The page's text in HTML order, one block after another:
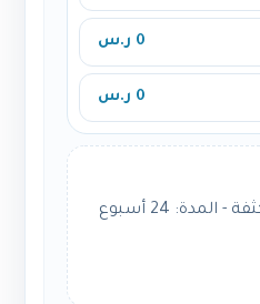
0 ر.س
0 ر.س
24 أسبوع